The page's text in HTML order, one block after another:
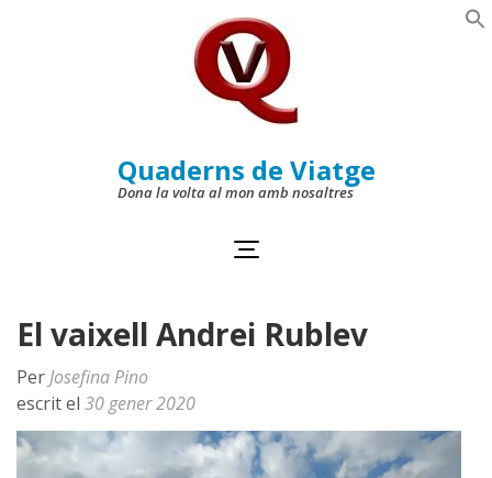
Quaderns de Viatge
Dona la volta al mon amb nosaltres
El vaixell Andrei Rublev
Per Josefina Pino
escrit el 30 gener 2020